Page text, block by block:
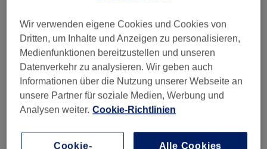
Nagelmodellage (5) ab 15 €
Salonbewertungen
4,2 6 Bewertungen
Wir verwenden eigene Cookies und Cookies von
Dritten, um Inhalte und Anzeigen zu personalisieren,
Medienfunktionen bereitzustellen und unseren
Datenverkehr zu analysieren. Wir geben auch
Informationen über die Nutzung unserer Webseite an
unsere Partner für soziale Medien, Werbung und
Analysen weiter. Cookie-Richtlinien
Cookie-
Alle Cookies